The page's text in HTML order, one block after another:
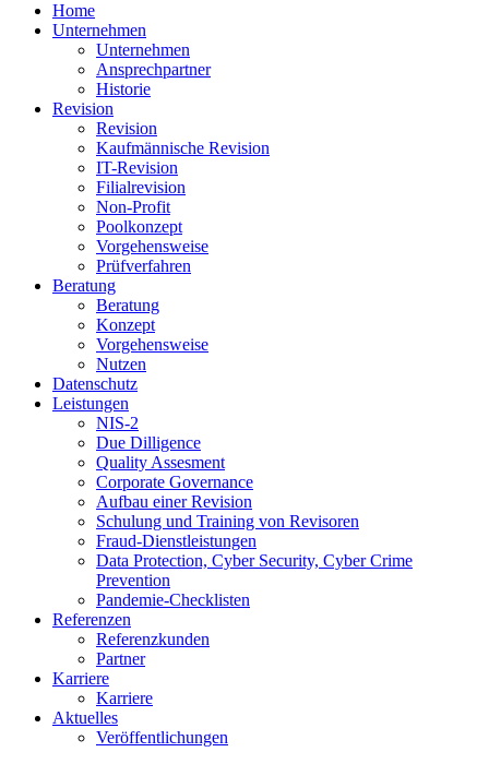
Home
Unternehmen
Unternehmen
Ansprechpartner
Historie
Revision
Revision
Kaufmännische Revision
IT-Revision
Filialrevision
Non-Profit
Poolkonzept
Vorgehensweise
Prüfverfahren
Beratung
Beratung
Konzept
Vorgehensweise
Nutzen
Datenschutz
Leistungen
NIS-2
Due Dilligence
Quality Assesment
Corporate Governance
Aufbau einer Revision
Schulung und Training von Revisoren
Fraud-Dienstleistungen
Data Protection, Cyber Security, Cyber Crime
Prevention
Pandemie-Checklisten
Referenzen
Referenzkunden
Partner
Karriere
Karriere
Aktuelles
Veröffentlichungen